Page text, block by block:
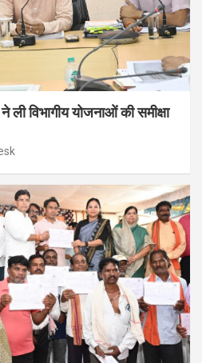
ली विभागीय योजनाओं की समीक्षा